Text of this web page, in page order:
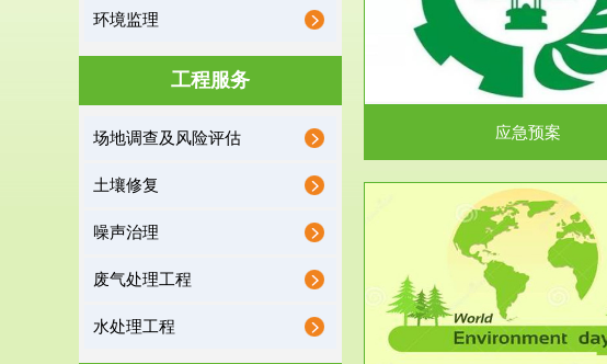
环境监理
工程服务
场地调查及风险评估
土壤修复
噪声治理
废气处理工程
水处理工程
业事业单位应当按照...
应急预案
清洁生产审核
根据《中华人民共和国清洁生
洁生产审核暂行办
服务范围
VOCs在线监测
根据《重点区域大气污染防治“